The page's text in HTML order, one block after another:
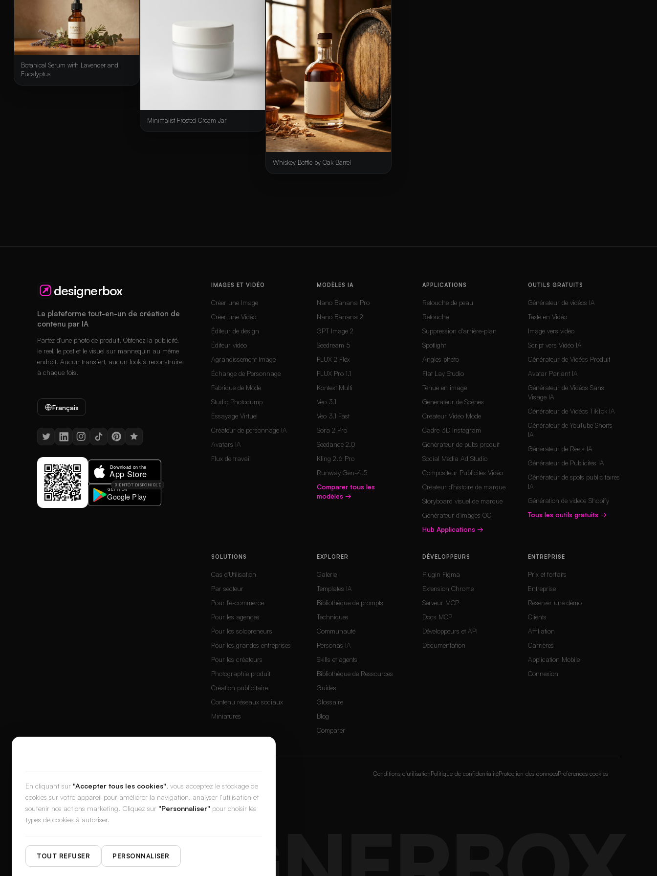
Botanical Serum with Lavender and
Eucalyptus
Minimalist Frosted Cream Jar
Whiskey Bottle by Oak Barrel
designerbox
La plateforme tout-en-un de création de
contenu par IA
Partez d'une photo de produit. Obtenez la publicité,
le reel, le post et le visuel sur mannequin au même
endroit. Aucun transfert, aucun look à reconstruire
à chaque fois.
Français
BIENTÔT DISPONIBLE
IMAGES ET VIDÉO
Créer une Image
Créer une Vidéo
Éditeur de design
Éditeur vidéo
Agrandissement Image
Échange de Personnage
Fabrique de Mode
Studio Photodump
Essayage Virtuel
Créateur de personnage IA
Avatars IA
Flux de travail
MODÈLES IA
Nano Banana Pro
Nano Banana 2
GPT Image 2
Seedream 5
FLUX 2 Flex
FLUX Pro 1.1
Kontext Multi
Veo 3.1
Veo 3.1 Fast
Sora 2 Pro
Seedance 2.0
Kling 2.6 Pro
Runway Gen-4.5
Comparer tous les
modèles →
APPLICATIONS
Retouche de peau
Retouche
Suppression d'arrière-plan
Spotlight
Angles photo
Flat Lay Studio
Tenue en image
Générateur de Scènes
Créateur Vidéo Mode
Cadre 3D Instagram
Générateur de pubs produit
Social Media Ad Studio
Compositeur Publicités Vidéo
Créateur d'histoire de marque
Storyboard visuel de marque
Générateur d'images OG
Hub Applications →
OUTILS GRATUITS
Générateur de vidéos IA
Texte en Vidéo
Image vers vidéo
Script vers Vidéo IA
Générateur de Vidéos Produit
Avatar Parlant IA
Générateur de Vidéos Sans
Visage IA
Générateur de Vidéos TikTok IA
Générateur de YouTube Shorts
IA
Générateur de Reels IA
Générateur de Publicités IA
Générateur de spots publicitaires
IA
Génération de vidéos Shopify
Tous les outils gratuits →
SOLUTIONS
Cas d'Utilisation
Par secteur
Pour l'e-commerce
Pour les agences
Pour les solopreneurs
Pour les grandes entreprises
Pour les créateurs
Photographie produit
Création publicitaire
Contenu réseaux sociaux
Miniatures
EXPLORER
Galerie
Templates IA
Bibliothèque de prompts
Techniques
Communauté
Personas IA
Skills et agents
Bibliothèque de Ressources
Guides
Glossaire
Blog
Comparer
DÉVELOPPEURS
Plugin Figma
Extension Chrome
Serveur MCP
Docs MCP
Développeurs et API
Documentation
ENTREPRISE
Prix et forfaits
Entreprise
Réserver une démo
Clients
Affiliation
Carrières
Application Mobile
Connexion
Conditions d'utilisationPolitique de confidentialitéProtection des donnéesPréférences cookies
En cliquant sur "Accepter tous les cookies", vous acceptez le stockage de
cookies sur votre appareil pour améliorer la navigation, analyser l’utilisation et
soutenir nos actions marketing. Cliquez sur "Personnaliser" pour choisir les
types de cookies à autoriser.
TOUT REFUSER PERSONNALISER